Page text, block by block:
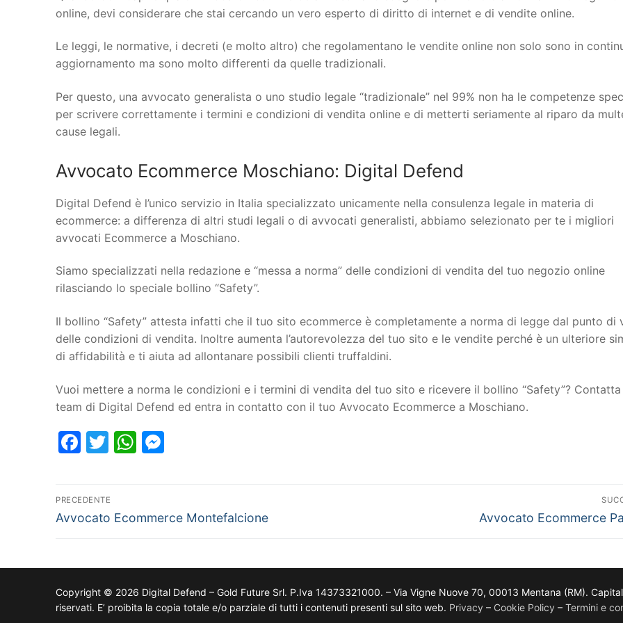
online, devi considerare che stai cercando un vero esperto di diritto di internet e di vendite online.
Le leggi, le normative, i decreti (e molto altro) che regolamentano le vendite online non solo sono in
aggiornamento ma sono molto differenti da quelle tradizionali.
Per questo, una avvocato generalista o uno studio legale “tradizionale” nel 99% non ha le competenze
per scrivere correttamente i termini e condizioni di vendita online e di metterti seriamente al riparo da
cause legali.
Avvocato Ecommerce Moschiano: Digital Defend
Digital Defend è l’unico servizio in Italia specializzato unicamente nella consulenza legale in materia di
ecommerce: a differenza di altri studi legali o di avvocati generalisti, abbiamo selezionato per te i migliori
avvocati Ecommerce a Moschiano.
Siamo specializzati nella redazione e “messa a norma” delle condizioni di vendita del tuo negozio online
rilasciando lo speciale bollino “Safety”.
Il bollino “Safety” attesta infatti che il tuo sito ecommerce è completamente a norma di legge dal punto di
delle condizioni di vendita. Inoltre aumenta l’autorevolezza del tuo sito e le vendite perché è un ulteriore
di affidabilità e ti aiuta ad allontanare possibili clienti truffaldini.
Vuoi mettere a norma le condizioni e i termini di vendita del tuo sito e ricevere il bollino “Safety”? Contatta
team di Digital Defend ed entra in contatto con il tuo Avvocato Ecommerce a Moschiano.
Facebook
TwitterWhatsApp
PRECEDENTE
Avvocato Ecommerce Montefalcione Avvocato Ecommerce
Copyright © 2026 Digital Defend – Gold Future Srl. P.Iva 14373321000. – Via Vigne Nuove 70, 00013 Mentana (RM).
riservati. E’ proibita la copia totale e/o parziale di tutti i contenuti presenti sul sito web. Privacy – Cookie Policy – Termini e